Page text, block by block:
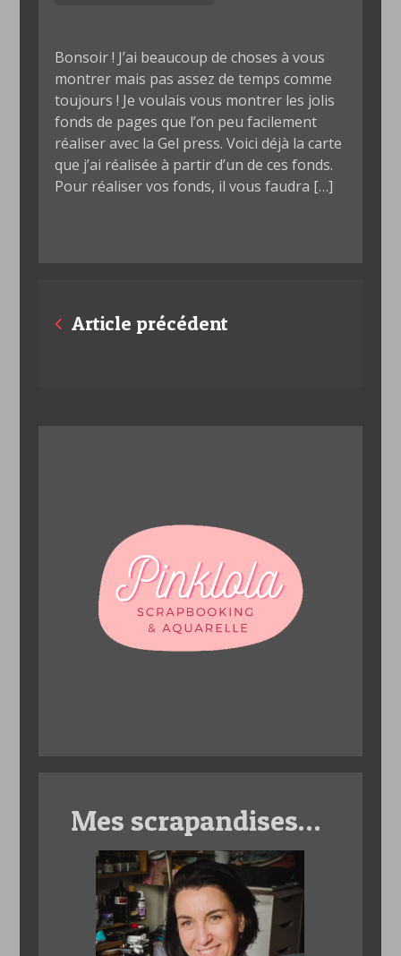
Bonsoir ! J’ai beaucoup de choses à vous
montrer mais pas assez de temps comme
toujours ! Je voulais vous montrer les jolis
fonds de pages que l’on peu facilement
réaliser avec la Gel press. Voici déjà la carte
que j’ai réalisée à partir d’un de ces fonds.
Pour réaliser vos fonds, il vous faudra […]
Posts
Article précédent
Mes scrapandises…